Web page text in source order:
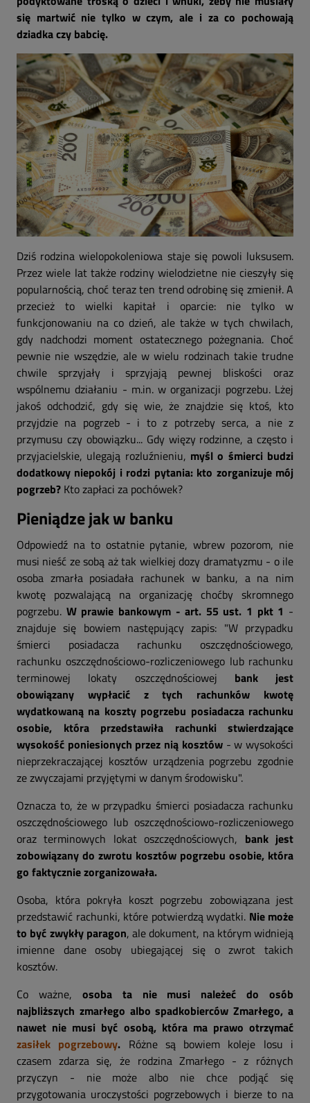
się martwić nie tylko w czym, ale i za co pochowają
dziadka czy babcię.
Dziś rodzina wielopokoleniowa staje się powoli luksusem.
Przez wiele lat także rodziny wielodzietne nie cieszyły się
popularnością, choć teraz ten trend odrobinę się zmienił. A
przecież to wielki kapitał i oparcie: nie tylko w
funkcjonowaniu na co dzień, ale także w tych chwilach,
gdy nadchodzi moment ostatecznego pożegnania. Choć
pewnie nie wszędzie, ale w wielu rodzinach takie trudne
chwile sprzyjały i sprzyjają pewnej bliskości oraz
wspólnemu działaniu - m.in. w organizacji pogrzebu. Lżej
jakoś odchodzić, gdy się wie, że znajdzie się ktoś, kto
przyjdzie na pogrzeb - i to z potrzeby serca, a nie z
przymusu czy obowiązku... Gdy więzy rodzinne, a często i
przyjacielskie, ulegają rozluźnieniu, myśl o śmierci budzi
dodatkowy niepokój i rodzi pytania: kto zorganizuje mój
pogrzeb? Kto zapłaci za pochówek?
Pieniądze jak w banku
Odpowiedź na to ostatnie pytanie, wbrew pozorom, nie
musi nieść ze sobą aż tak wielkiej dozy dramatyzmu - o ile
osoba zmarła posiadała rachunek w banku, a na nim
kwotę pozwalającą na organizację choćby skromnego
pogrzebu. W prawie bankowym - art. 55 ust. 1 pkt 1 -
znajduje się bowiem następujący zapis: "W przypadku
śmierci posiadacza rachunku oszczędnościowego,
rachunku oszczędnościowo-rozliczeniowego lub rachunku
terminowej lokaty oszczędnościowej bank jest
obowiązany wypłacić z tych rachunków kwotę
wydatkowaną na koszty pogrzebu posiadacza rachunku
osobie, która przedstawiła rachunki stwierdzające
wysokość poniesionych przez nią kosztów- w wysokości
nieprzekraczającej kosztów urządzenia pogrzebu zgodnie
ze zwyczajami przyjętymi w danym środowisku".
Oznacza to, że w przypadku śmierci posiadacza rachunku
oszczędnościowego lub oszczędnościowo-rozliczeniowego
oraz terminowych lokat oszczędnościowych, bank jest
zobowiązany do zwrotu kosztów pogrzebu osobie, która
go faktycznie zorganizowała.
Osoba, która pokryła koszt pogrzebu zobowiązana jest
przedstawić rachunki, które potwierdzą wydatki. Nie może
to być zwykły paragon, ale dokument, na którym widnieją
imienne dane osoby ubiegającej się o zwrot takich
kosztów.
Co ważne, osoba ta nie musi należeć do osób
najbliższych zmarłego albo spadkobierców Zmarłego, a
nawet nie musi być osobą, która ma prawo otrzymać
zasiłek pogrzebowy. Różne są bowiem koleje losu i
czasem zdarza się, że rodzina Zmarłego - z różnych
przyczyn - nie może albo nie chce podjąć się
przygotowania uroczystości pogrzebowych i bierze to na